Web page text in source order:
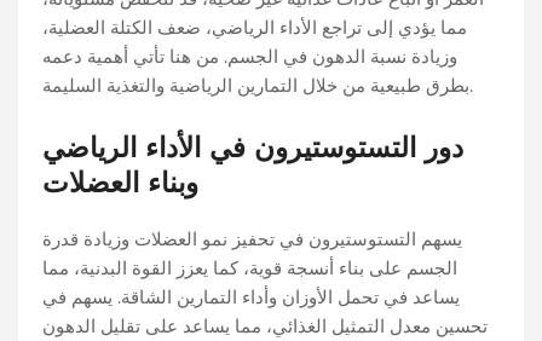
مما يؤدي إلى تراجع الأداء الرياضي، ضعف الكتلة العضلية،
وزيادة نسبة الدهون في الجسم. من هنا تأتي أهمية دعمه
بطرق طبيعية من خلال التمارين الرياضية والتغذية السليمة.
دور التستوستيرون في الأداء الرياضي
وبناء العضلات
يسهم التستوستيرون في تحفيز نمو العضلات وزيادة قدرة
الجسم على بناء أنسجة قوية، كما يعزز القوة البدنية، مما
يساعد في تحمل الأوزان وأداء التمارين الشاقة. يسهم في
تحسين معدل التمثيل الغذائي، مما يساعد على تقليل الدهون